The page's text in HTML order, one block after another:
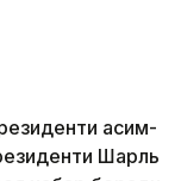
Қасим-
Шарль